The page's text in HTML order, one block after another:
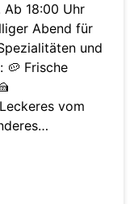
Ab 18:00 Uhr
Abend für
und
🥔 Frische
vom